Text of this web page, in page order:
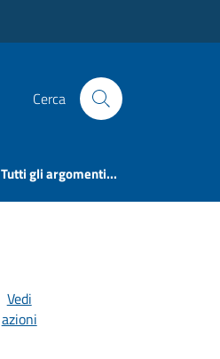
Cerca
Tutti gli argomenti...
Vedi
azioni